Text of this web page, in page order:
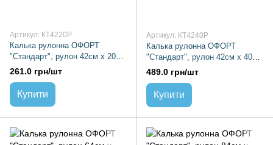
Артикул: КТ4220Р
Калька рулонна ОФОРТ
"Стандарт", рулон 42см х 20м
(52г/м2)
261.0 грн/шт
Купити
Артикул: КТ4240Р
Калька рулонна ОФОРТ
"Стандарт", рулон 42см х 40м
(52г/м2)
489.0 грн/шт
Купити